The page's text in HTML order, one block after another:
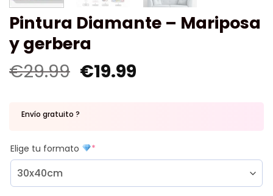
Pintura Diamante – Mariposa
y gerbera
€29.99 €19.99
Envío gratuito ?
Elige tu formato *